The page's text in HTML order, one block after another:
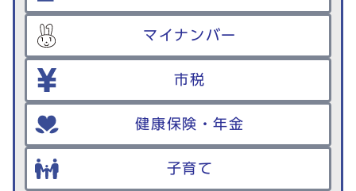
マイナンバー
市税
健康保険・年金
子育て